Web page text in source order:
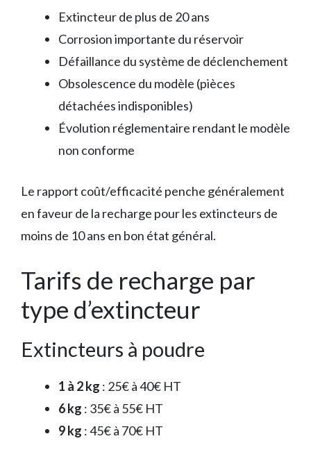
Extincteur de plus de 20 ans
Corrosion importante du réservoir
Défaillance du système de déclenchement
Obsolescence du modèle (pièces
détachées indisponibles)
Évolution réglementaire rendant le modèle
non conforme
Le rapport coût/efficacité penche généralement
en faveur de la recharge pour les extincteurs de
moins de 10 ans en bon état général.
Tarifs de recharge par
type d’extincteur
Extincteurs à poudre
1 à 2 kg : 25€ à 40€ HT
6 kg : 35€ à 55€ HT
9 kg : 45€ à 70€ HT